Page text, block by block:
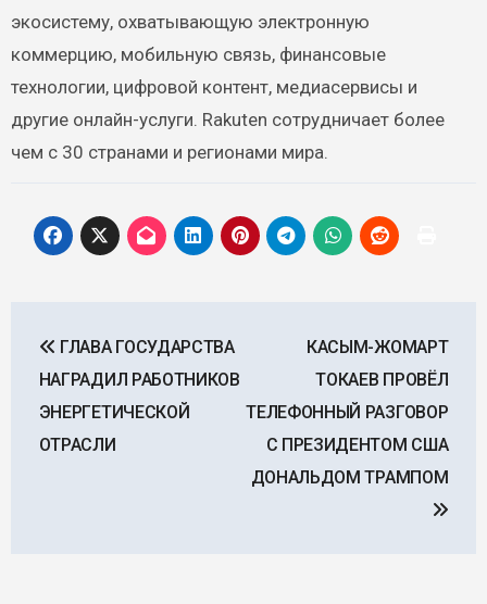
экосистему, охватывающую электронную
коммерцию, мобильную связь, финансовые
технологии, цифровой контент, медиасервисы и
другие онлайн-услуги. Rakuten сотрудничает более
чем с 30 странами и регионами мира.
по
записям
ГЛАВА ГОСУДАРСТВА
НАГРАДИЛ РАБОТНИКОВ
ЭНЕРГЕТИЧЕСКОЙ
ОТРАСЛИ
КАСЫМ-ЖОМАРТ
ТОКАЕВ ПРОВЁЛ
ТЕЛЕФОННЫЙ РАЗГОВОР
С ПРЕЗИДЕНТОМ США
ДОНАЛЬДОМ ТРАМПОМ